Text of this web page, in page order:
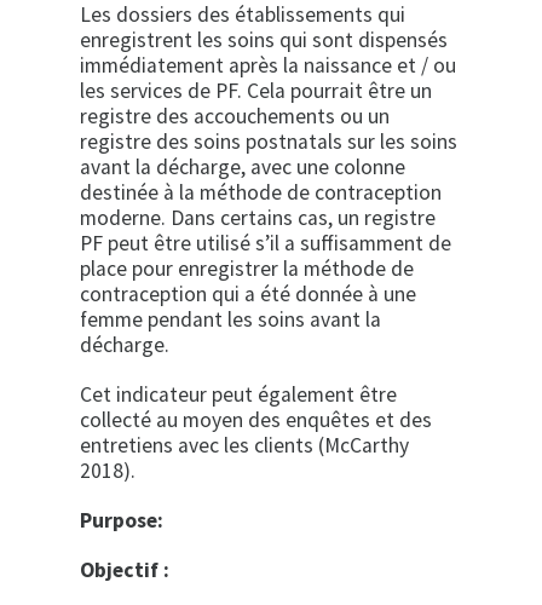
Les dossiers des établissements qui
enregistrent les soins qui sont dispensés
immédiatement après la naissance et / ou
les services de PF. Cela pourrait être un
registre des accouchements ou un
registre des soins postnatals sur les soins
avant la décharge, avec une colonne
destinée à la méthode de contraception
moderne. Dans certains cas, un registre
PF peut être utilisé s’il a suffisamment de
place pour enregistrer la méthode de
contraception qui a été donnée à une
femme pendant les soins avant la
décharge.
Cet indicateur peut également être
collecté au moyen des enquêtes et des
entretiens avec les clients (McCarthy
2018).
Purpose:
Objectif :